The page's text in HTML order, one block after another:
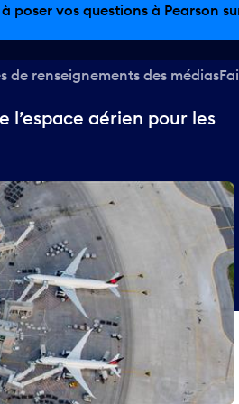
poser vos questions à Pearson
de renseignements des médias
l’espace aérien pour les